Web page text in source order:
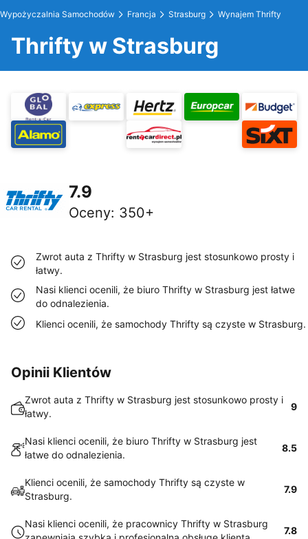
Wypożyczalnia Samochodów Francja Strasburg Wynajem Thrifty
Thrifty w Strasburg
7.9
Oceny: 350+
Zwrot auta z Thrifty w Strasburg jest stosunkowo prosty i
łatwy.
Nasi klienci ocenili, że biuro Thrifty w Strasburg jest łatwe
do odnalezienia.
Klienci ocenili, że samochody Thrifty są czyste w Strasburg.
Opinii Klientów
Zwrot auta z Thrifty w Strasburg jest stosunkowo prosty i
łatwy.
9
Nasi klienci ocenili, że biuro Thrifty w Strasburg jest
łatwe do odnalezienia.
8.5
Klienci ocenili, że samochody Thrifty są czyste w
Strasburg.
7.9
Nasi klienci ocenili, że pracownicy Thrifty w Strasburg
7.8